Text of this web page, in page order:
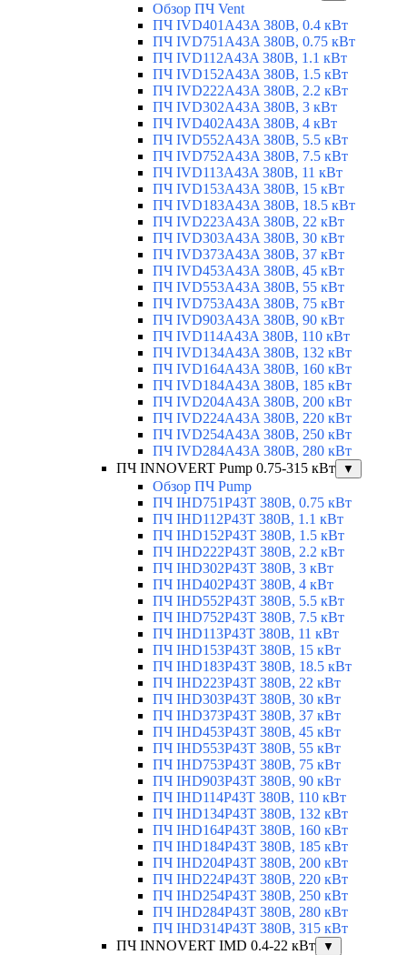
Обзор ПЧ Vent
ПЧ IVD401A43A 380В, 0.4 кВт
ПЧ IVD751A43A 380В, 0.75 кВт
ПЧ IVD112A43A 380В, 1.1 кВт
ПЧ IVD152A43A 380В, 1.5 кВт
ПЧ IVD222A43A 380В, 2.2 кВт
ПЧ IVD302A43A 380В, 3 кВт
ПЧ IVD402A43A 380В, 4 кВт
ПЧ IVD552A43A 380В, 5.5 кВт
ПЧ IVD752A43A 380В, 7.5 кВт
ПЧ IVD113A43A 380В, 11 кВт
ПЧ IVD153A43A 380В, 15 кВт
ПЧ IVD183A43A 380В, 18.5 кВт
ПЧ IVD223A43A 380В, 22 кВт
ПЧ IVD303A43A 380В, 30 кВт
ПЧ IVD373A43A 380В, 37 кВт
ПЧ IVD453A43A 380В, 45 кВт
ПЧ IVD553A43A 380В, 55 кВт
ПЧ IVD753A43A 380В, 75 кВт
ПЧ IVD903A43A 380В, 90 кВт
ПЧ IVD114A43A 380В, 110 кВт
ПЧ IVD134A43A 380В, 132 кВт
ПЧ IVD164A43A 380В, 160 кВт
ПЧ IVD184A43A 380В, 185 кВт
ПЧ IVD204A43A 380В, 200 кВт
ПЧ IVD224A43A 380В, 220 кВт
ПЧ IVD254A43A 380В, 250 кВт
ПЧ IVD284A43A 380В, 280 кВт
ПЧ INNOVERT Pump 0.75-315 кВт
▼
Обзор ПЧ Pump
ПЧ IHD751P43T 380В, 0.75 кВт
ПЧ IHD112P43T 380В, 1.1 кВт
ПЧ IHD152P43T 380В, 1.5 кВт
ПЧ IHD222P43T 380В, 2.2 кВт
ПЧ IHD302P43T 380В, 3 кВт
ПЧ IHD402P43T 380В, 4 кВт
ПЧ IHD552P43T 380В, 5.5 кВт
ПЧ IHD752P43T 380В, 7.5 кВт
ПЧ IHD113P43T 380В, 11 кВт
ПЧ IHD153P43T 380В, 15 кВт
ПЧ IHD183P43T 380В, 18.5 кВт
ПЧ IHD223P43T 380В, 22 кВт
ПЧ IHD303P43T 380В, 30 кВт
ПЧ IHD373P43T 380В, 37 кВт
ПЧ IHD453P43T 380В, 45 кВт
ПЧ IHD553P43T 380В, 55 кВт
ПЧ IHD753P43T 380В, 75 кВт
ПЧ IHD903P43T 380В, 90 кВт
ПЧ IHD114P43T 380В, 110 кВт
ПЧ IHD134P43T 380В, 132 кВт
ПЧ IHD164P43T 380В, 160 кВт
ПЧ IHD184P43T 380В, 185 кВт
ПЧ IHD204P43T 380В, 200 кВт
ПЧ IHD224P43T 380В, 220 кВт
ПЧ IHD254P43T 380В, 250 кВт
ПЧ IHD284P43T 380В, 280 кВт
ПЧ IHD314P43T 380В, 315 кВт
ПЧ INNOVERT IMD 0.4-22 кВт
▼